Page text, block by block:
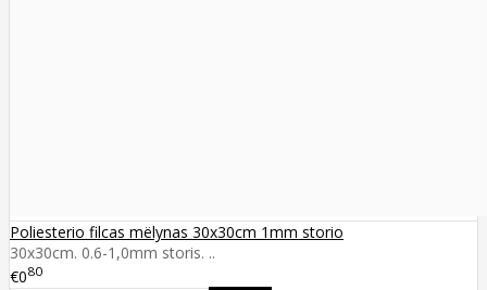
Poliesterio filcas mëlynas 30x30cm 1mm storio
30x30cm. 0.6-1,0mm storis. ..
€080